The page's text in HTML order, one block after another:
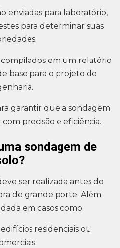
enviadas para laboratório,
para determinar suas
compilados em um relatório
base para o projeto de
garantir que a sondagem
precisão e eficiência.
sondagem de
ser realizada antes do
de grande porte. Além
em casos como:
residenciais ou